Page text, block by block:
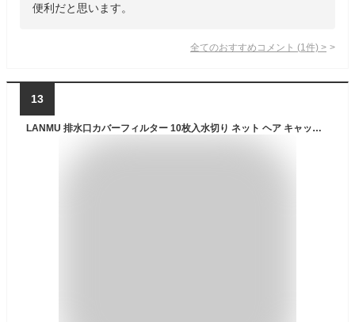
便利だと思います。
全てのおすすめコメント (1 件) >
13
LANMU 排水口カバーフィルター 10枚入水切り ネット ヘア キャッチャー 16CM 透明両面テープ付き 抗菌 消臭 簡単装着 虫対策 洗濯機 キッチン 洗面 カット 排水口 ゴミ受け 浴室 バスルーム 洗面所 排水溝 洗面台用